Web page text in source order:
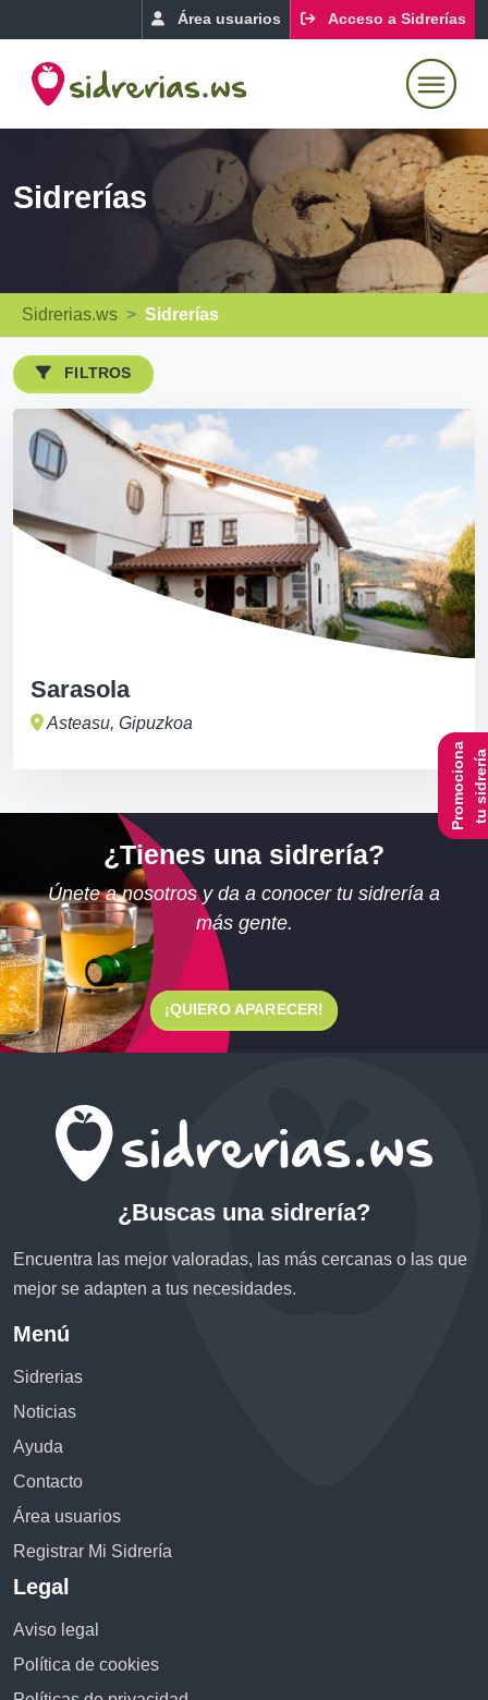
Promocionatu sidrería
Área usuarios Acceso a Sidrerías
Sidrerías
Sidrerias.ws Sidrerías
FILTROS
Sarasola
Asteasu, Gipuzkoa
¿Tienes una sidrería?
Únete a nosotros y da a conocer tu sidrería a
más gente.
¡QUIERO APARECER!
¿Buscas una sidrería?
Encuentra las mejor valoradas, las más cercanas o las que
mejor se adapten a tus necesidades.
Menú
Sidrerias
Noticias
Ayuda
Contacto
Área usuarios
Registrar Mi Sidrería
Legal
Aviso legal
Política de cookies